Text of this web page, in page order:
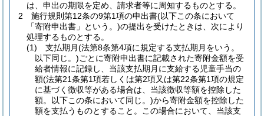
は、申出の期限を定め、請求者等に周知するものとする。
2
施行規則第12条の9第1項の申出書(以下この条において
「寄附申出書」という。)の提出を受けたときは、次により
処理するものとする。
(1)
支払期月(法第8条第4項に規定する支払期月をいう。
以下同じ。)ごとに寄附申出書に記載された寄附金額を受
給者情報に記録し、当該支払期月に支給する児童手当の
額(法第21条第1項若しくは第2項又は第22条第1項の規定
に基づく徴収等がある場合は、当該徴収等額を控除した
額。以下この条において同じ。)から寄附金額を控除した
額を支払うものとすること。
この場合において、当該支